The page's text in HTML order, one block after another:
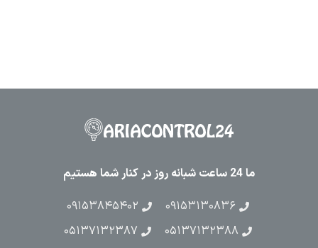
ما 24 ساعت شبانه روز در کنار شما هستیم
۰۹۱۵۳۱۳۰۸۳۶
۰۹۱۵۳۸۴۵۴۰۲
۰۵۱۳۷۱۳۲۳۸۸
۰۵۱۳۷۱۳۲۳۸۷